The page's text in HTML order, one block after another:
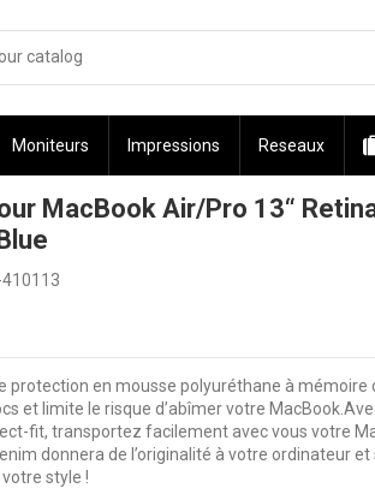
Moniteurs Impressions Reseaux
MacBook Air/Pro 13“
410113
protection en mousse polyuréthane à mémoire
et limite le risque d’abîmer votre
fit, transportez facilement avec vous votre
donnera de l’originalité à votre ordinateur et
style !